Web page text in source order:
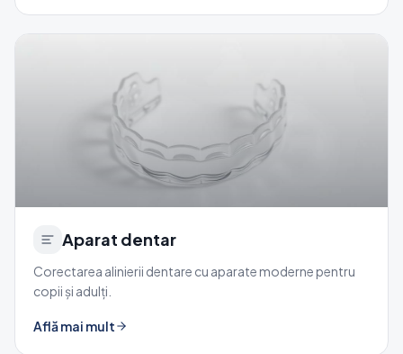
Aparat dentar
Corectarea alinierii dentare cu aparate moderne pentru
copii și adulți.
Află mai mult